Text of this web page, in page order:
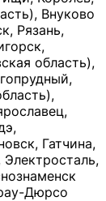
Внуково
Рязань,
область),
Гатчина,
Дюрсо